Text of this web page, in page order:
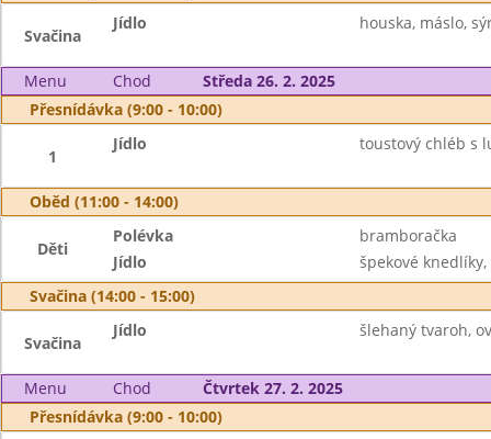
Svačina
Jídlo houska, máslo,
Menu Chod
Středa 26. 2. 2025
Přesnídávka (9:00 - 10:00)
1
Jídlo toustový chléb s
Oběd (11:00 - 14:00)
Děti
Polévka
bramboračka
Jídlo
špekové
Svačina (14:00 - 15:00)
Svačina
Jídlo šlehaný tvaroh,
Menu Chod
Čtvrtek 27. 2. 2025
Přesnídávka (9:00 - 10:00)